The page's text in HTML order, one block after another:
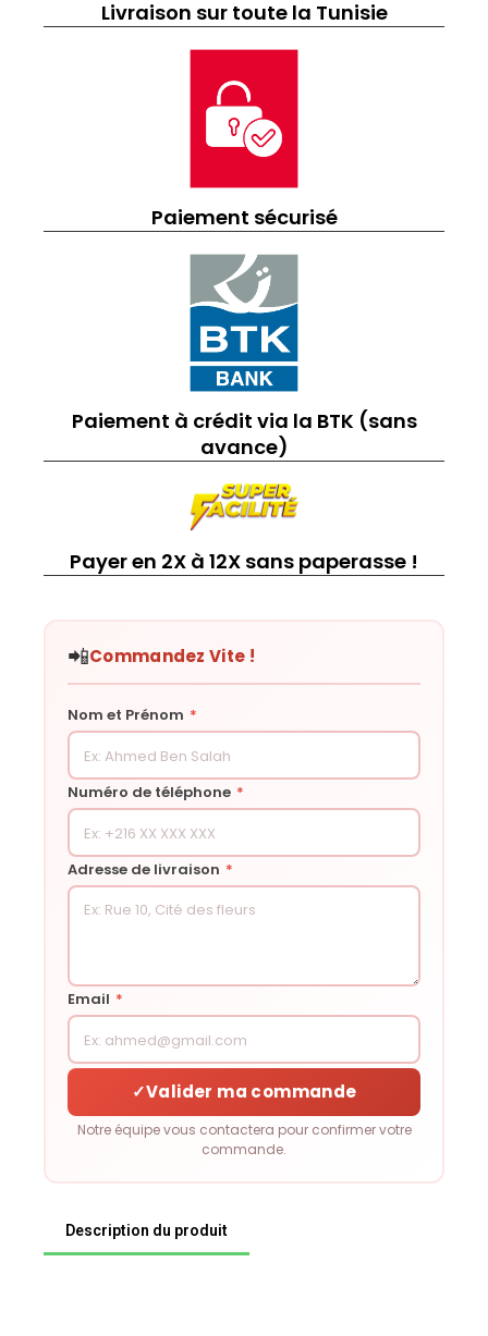
Livraison sur toute la Tunisie
Paiement sécurisé
Paiement à crédit via la BTK (sans
avance)
Payer en 2X à 12X sans paperasse !
📲Commandez Vite !
Nom et Prénom *
Numéro de téléphone *
Adresse de livraison *
Email *
✓Valider ma commande
Notre équipe vous contactera pour confirmer votre
commande.
Description du produit